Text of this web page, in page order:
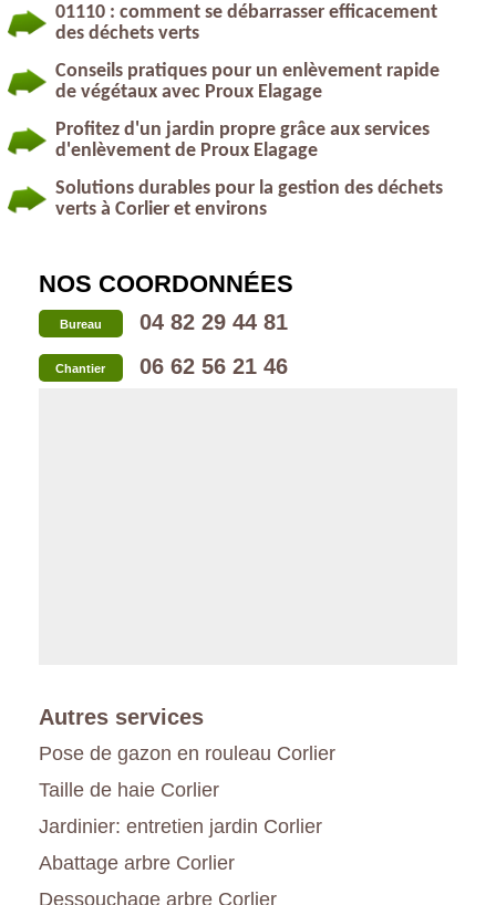
01110 : comment se débarrasser efficacement
des déchets verts
Conseils pratiques pour un enlèvement rapide
de végétaux avec Proux Elagage
Profitez d'un jardin propre grâce aux services
d'enlèvement de Proux Elagage
Solutions durables pour la gestion des déchets
verts à Corlier et environs
NOS COORDONNÉES
Bureau 04 82 29 44 81
Chantier 06 62 56 21 46
Autres services
Pose de gazon en rouleau Corlier
Taille de haie Corlier
Jardinier: entretien jardin Corlier
Abattage arbre Corlier
Dessouchage arbre Corlier